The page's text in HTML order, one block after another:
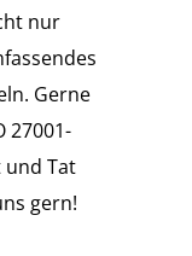
nur
Gerne
27001-
und Tat
gern!